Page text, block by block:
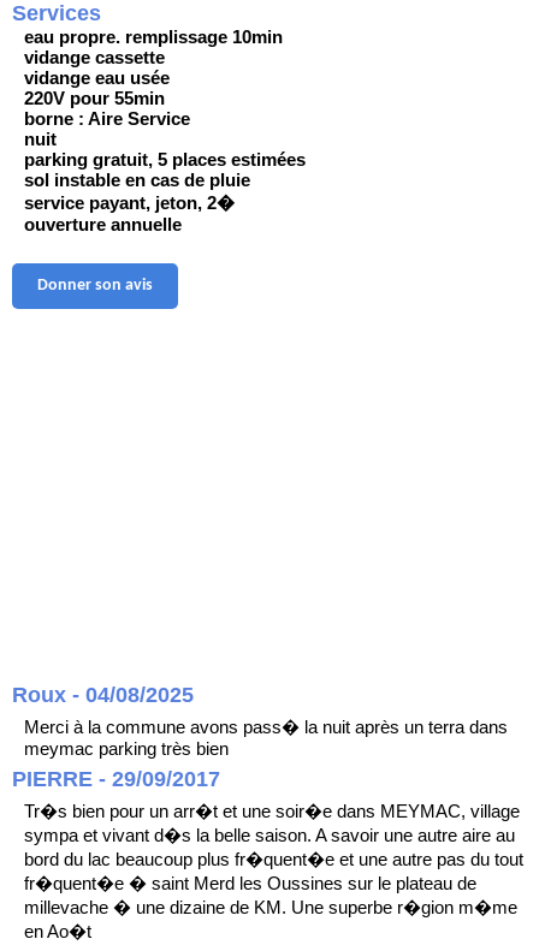
Services
eau propre. remplissage 10min
vidange cassette
vidange eau usée
220V pour 55min
borne : Aire Service
nuit
parking gratuit, 5 places estimées
sol instable en cas de pluie
service payant, jeton, 2�
ouverture annuelle
Donner son avis
Roux - 04/08/2025
Merci à la commune avons pass� la nuit après un terra dans
meymac parking très bien
PIERRE - 29/09/2017
Tr�s bien pour un arr�t et une soir�e dans MEYMAC, village
sympa et vivant d�s la belle saison. A savoir une autre aire au
bord du lac beaucoup plus fr�quent�e et une autre pas du tout
fr�quent�e � saint Merd les Oussines sur le plateau de
millevache � une dizaine de KM. Une superbe r�gion m�me
en Ao�t